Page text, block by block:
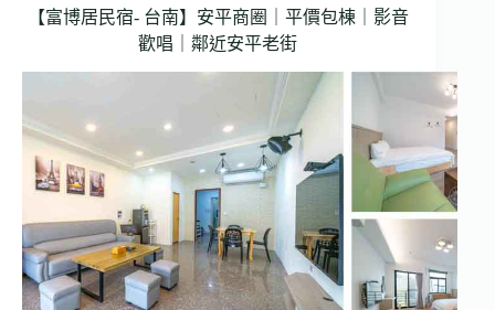
【富博居民宿- 台南】安平商圈｜平價包棟｜影音
歡唱｜鄰近安平老街